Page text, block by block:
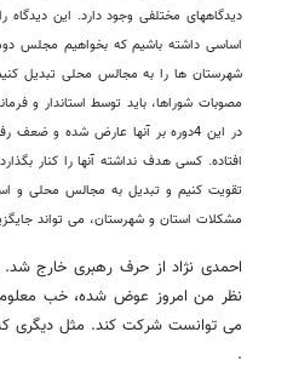
دیدگاههای مختلفی وجود دارد. این دیدگاه
اساسی داشته باشیم که بخواهیم مجلس
شهرستان ها را به مجالس محلی تبدیل
مصوبات شوراها، باید توسط استاندار و
در این 4دوره بر آنها عارض شده و
افتاده. کسی هدف نداشته آنها را کنار
تقویت کنیم و تبدیل به مجالس محلی و
مشکلات استان و شهرستان، می تواند
احمدی نژاد از حرف رهبری خارج
نظر من امروز عوض شده، خب معلوم
می توانست شرکت کند. مثل دیگری
.